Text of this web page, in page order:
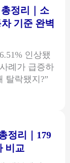
완
벽
｜
1
인
원?
부
정리｜소
기준 완벽
인상됐
례가 급증하
탈락됐지?”
정리｜179
비교